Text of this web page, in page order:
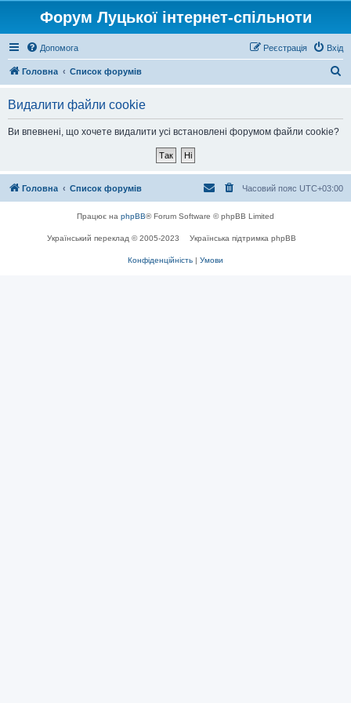
Форум Луцької інтернет-спільноти
Допомога Вхід
Реєстрація
Головна Список форумів
Видалити файли cookie
Ви впевнені, що хочете видалити усі встановлені форумом файли cookie?
Головна Список форумів Часовий пояс UTC+03:00
Працює на phpBB® Forum Software © phpBB Limited
Український переклад © 2005-2023 Українська підтримка phpBB
Конфіденційність | Умови